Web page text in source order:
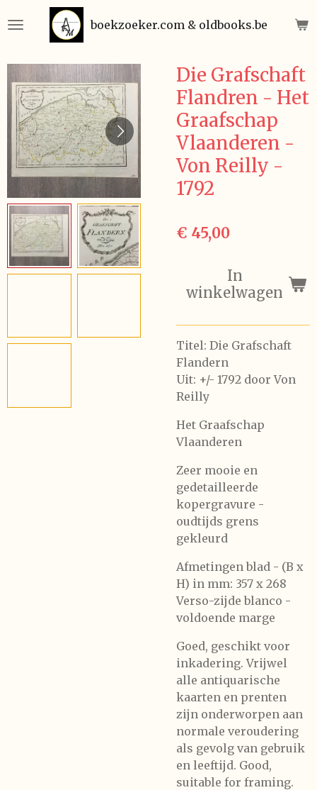
direct
de
hoofdinhoud
boekzoeker.com & oldbooks.be
Die Grafschaft
Flandren - Het
Graafschap
Vlaanderen -
Von Reilly -
1792
€ 45,00
In
winkelwagen
Titel: Die Grafschaft
Flandern
Uit: +/- 1792 door Von
Reilly
Het Graafschap
Vlaanderen
Zeer mooie en
gedetailleerde
kopergravure -
oudtijds grens
gekleurd
Afmetingen blad - (B x
H) in mm: 357 x 268
Verso-zijde blanco -
voldoende marge
Goed, geschikt voor
inkadering. Vrijwel
alle antiquarische
kaarten en prenten
zijn onderworpen aan
normale veroudering
als gevolg van gebruik
en leeftijd. Good,
suitable for framing.